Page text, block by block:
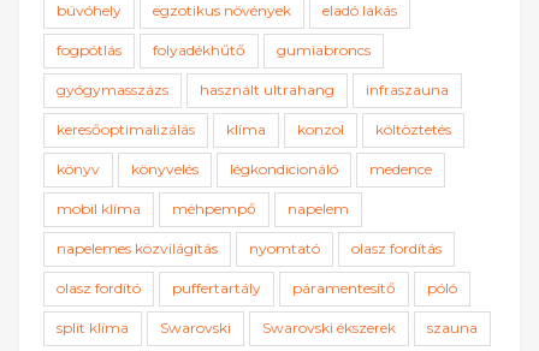
búvóhely egzotikus növények eladó lakás
fogpótlás folyadékhűtő gumiabroncs
gyógymasszázs használt ultrahang infraszauna
keresőoptimalizálás klíma konzol költöztetés
könyv könyvelés légkondicionáló medence
mobil klíma méhpempő napelem
napelemes közvilágítás nyomtató olasz fordítás
olasz fordító puffertartály páramentesítő póló
split klíma Swarovski Swarovski ékszerek szauna